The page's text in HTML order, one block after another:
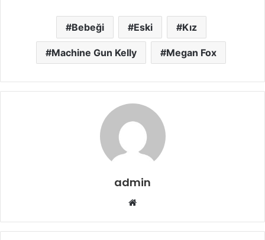
Bebeği Eski Kız
Machine Gun Kelly Megan Fox
admin
Web